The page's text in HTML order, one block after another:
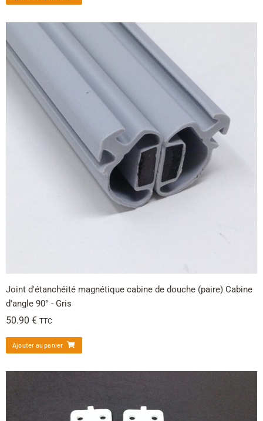
Joint d'étanchéité magnétique cabine de douche (paire) Cabine
d'angle 90° - Gris
50.90 € TTC
Ajouter au panier